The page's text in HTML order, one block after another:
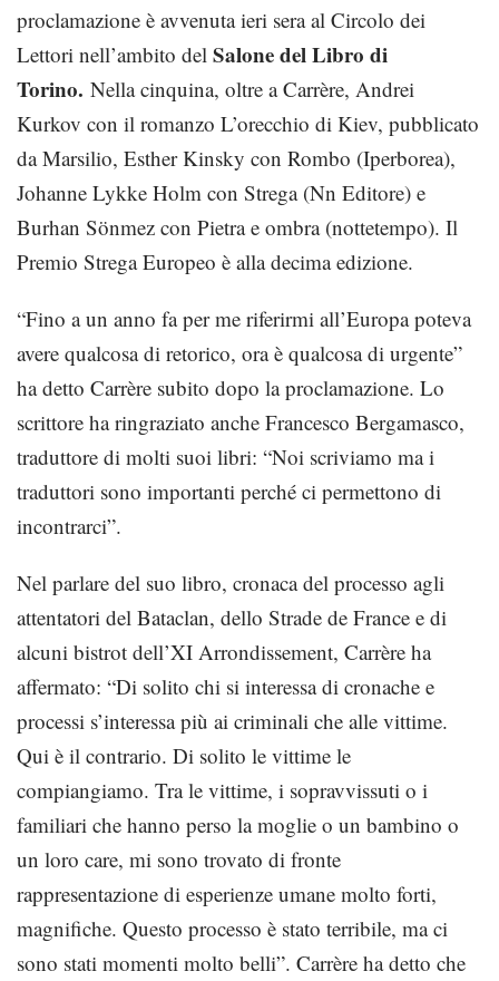
proclamazione è avvenuta ieri sera al Circolo dei
Lettori nell’ambito del Salone del Libro di
Torino. Nella cinquina, oltre a Carrère, Andrei
Kurkov con il romanzo L’orecchio di Kiev, pubblicato
da Marsilio, Esther Kinsky con Rombo (Iperborea),
Johanne Lykke Holm con Strega (Nn Editore) e
Burhan Sönmez con Pietra e ombra (nottetempo). Il
Premio Strega Europeo è alla decima edizione.
“Fino a un anno fa per me riferirmi all’Europa poteva
avere qualcosa di retorico, ora è qualcosa di urgente”
ha detto Carrère subito dopo la proclamazione. Lo
scrittore ha ringraziato anche Francesco Bergamasco,
traduttore di molti suoi libri: “Noi scriviamo ma i
traduttori sono importanti perché ci permettono di
incontrarci”.
Nel parlare del suo libro, cronaca del processo agli
attentatori del Bataclan, dello Strade de France e di
alcuni bistrot dell’XI Arrondissement, Carrère ha
affermato: “Di solito chi si interessa di cronache e
processi s’interessa più ai criminali che alle vittime.
Qui è il contrario. Di solito le vittime le
compiangiamo. Tra le vittime, i sopravvissuti o i
familiari che hanno perso la moglie o un bambino o
un loro care, mi sono trovato di fronte
rappresentazione di esperienze umane molto forti,
magnifiche. Questo processo è stato terribile, ma ci
sono stati momenti molto belli”. Carrère ha detto che